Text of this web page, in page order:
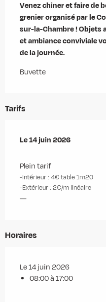
Venez chiner et faire de
grenier organisé par le
sur-la-Chambre ! Objets
et ambiance conviviale
de la journée.
Buvette
Tarifs
Le14 juin 2026
Le14 juin 2026
Plein tarif
-Intérieur : 4€ table 1m20
-Extérieur : 2€/m linéaire
—
Horaires
Le 14 juin 2026
08:00 à 17:00